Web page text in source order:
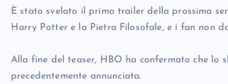
È stato svelato il primo trailer della prossima
Harry Potter e la Pietra Filosofale, e i fan non
Alla fine del teaser, HBO ha confermato che lo
precedentemente annunciata.